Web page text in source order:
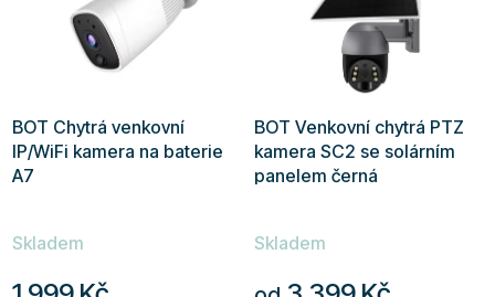
BOT Chytrá venkovní
IP/WiFi kamera na baterie
A7
Skladem
BOT Venkovní chytrá PTZ
kamera SC2 se solárním
panelem černá
Skladem